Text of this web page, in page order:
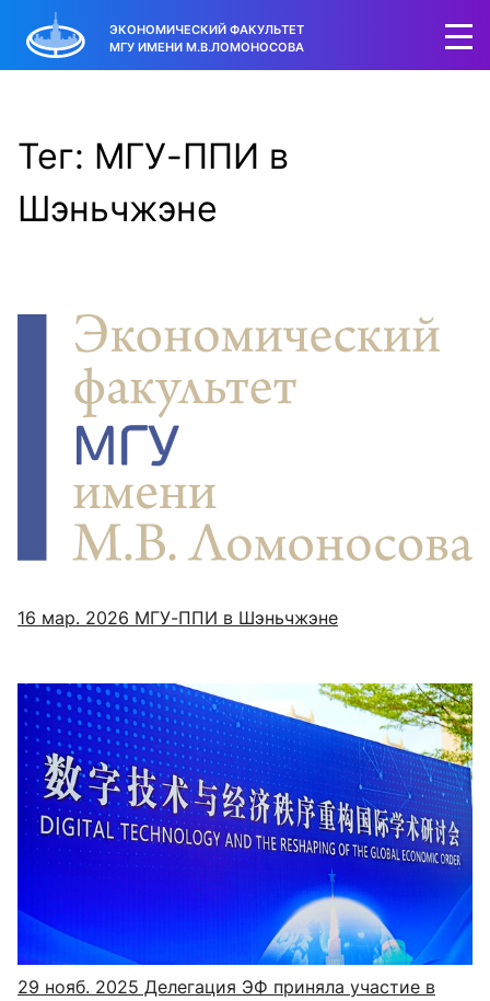
ЭКОНОМИЧЕСКИЙ ФАКУЛЬТЕТ
МГУ ИМЕНИ М.В.ЛОМОНОСОВА
Тег: МГУ-ППИ в
Шэньчжэне
16 мар. 2026 МГУ-ППИ в Шэньчжэне
29 нояб. 2025 Делегация ЭФ приняла участие в